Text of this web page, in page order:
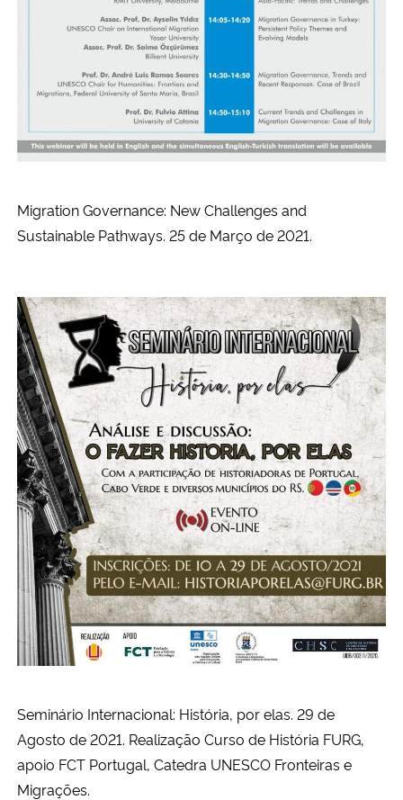
Migration Governance: New Challenges and
Sustainable Pathways. 25 de Março de 2021.
Seminário Internacional: História, por elas. 29 de
Agosto de 2021. Realização Curso de História FURG,
apoio FCT Portugal, Catedra UNESCO Fronteiras e
Migrações.